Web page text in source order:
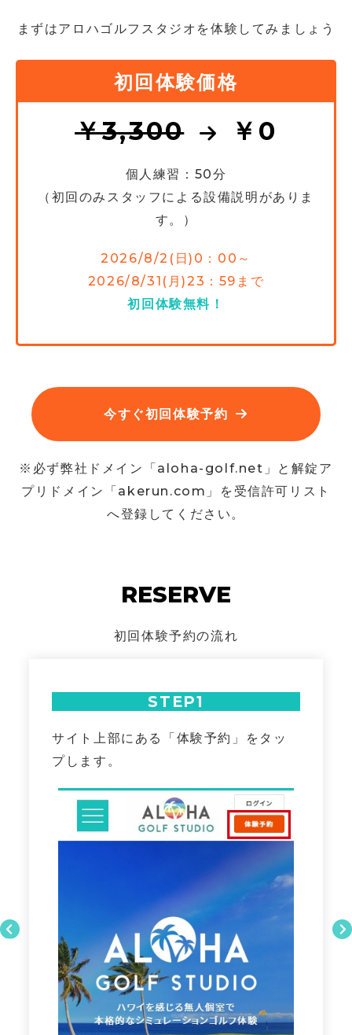
まずはアロハゴルフスタジオを体験してみましょう
初回体験価格
￥3,300 ￥0
個人練習：50分
（初回のみスタッフによる設備説明がありま
す。）
2026/8/2(日)0：00～
2026/8/31(月)23：59まで
初回体験無料！
今すぐ初回体験予約
※必ず弊社ドメイン「aloha-golf.net」と解錠ア
プリドメイン「akerun.com」を受信許可リスト
へ登録してください。
RESERVE
初回体験予約の流れ
STEP1
サイト上部にある「体験予約」をタッ
プします。